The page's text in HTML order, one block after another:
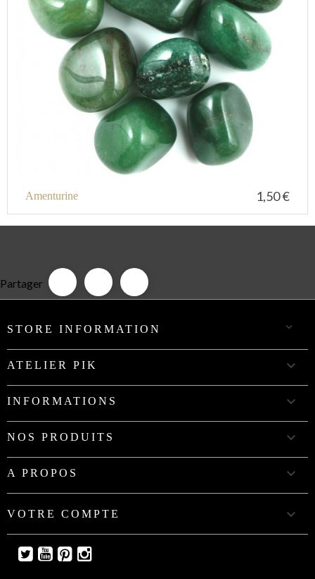
Amenturine 1,50 €
Partager
STORE INFORMATION 
ATELIER PIK 
INFORMATIONS 
NOS PRODUITS 
A PROPOS 
VOTRE COMPTE 
TwitterYouTube
PinterestInstagram